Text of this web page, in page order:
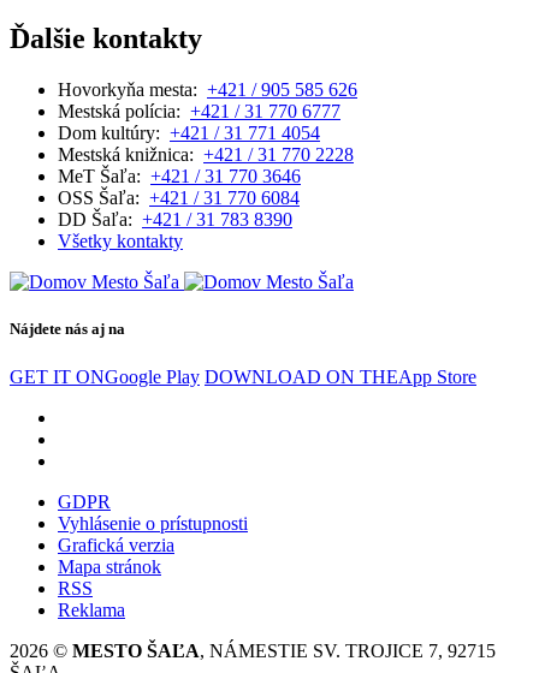
Ďalšie kontakty
Hovorkyňa mesta: +421 / 905 585 626
Mestská polícia: +421 / 31 770 6777
Dom kultúry: +421 / 31 771 4054
Mestská knižnica: +421 / 31 770 2228
MeT Šaľa: +421 / 31 770 3646
OSS Šaľa: +421 / 31 770 6084
DD Šaľa: +421 / 31 783 8390
Všetky kontakty
Nájdete nás aj na
GET IT ONGoogle Play DOWNLOAD ON THEApp Store
GDPR
Vyhlásenie o prístupnosti
Grafická verzia
Mapa stránok
RSS
Reklama
2026 © MESTO ŠAĽA, NÁMESTIE SV. TROJICE 7, 92715